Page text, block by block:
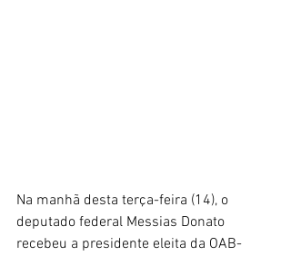
Na manhã desta terça-feira (14), o
deputado federal Messias Donato
recebeu a presidente eleita da OAB-